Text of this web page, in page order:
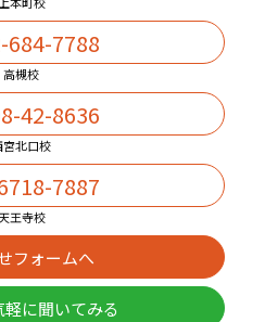
684-7788
高槻校
42-8636
宮北口校
7887
王寺校
フォームへ
に聞いてみる